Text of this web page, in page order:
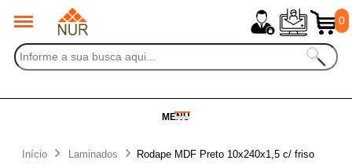
0
MENU
Início Laminados
Rodape MDF Preto 10x240x1,5 c/ friso